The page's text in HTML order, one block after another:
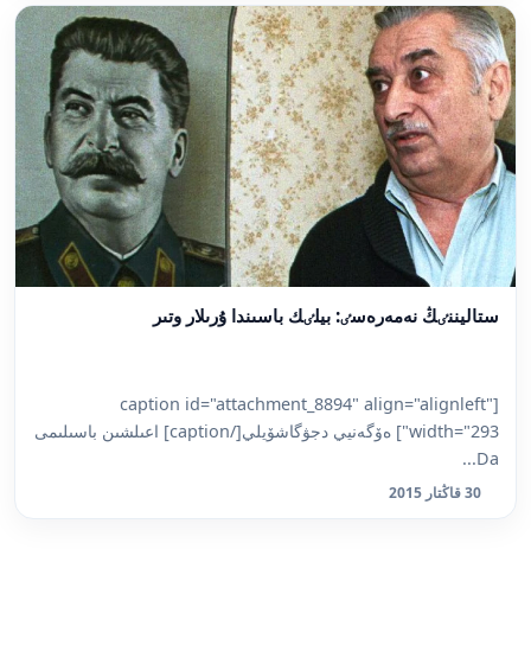
ستاليننٸڭ نەمەرەسٸ: بيلٸك باسىندا ۇرىلار وتىر
[caption id="attachment_8894" align="alignleft"
width="293"] ەۆگەنيي دجۋگاشۆيلي[/caption] اعىلشىن باسىلىمى
Da...
30 قاڭتار 2015